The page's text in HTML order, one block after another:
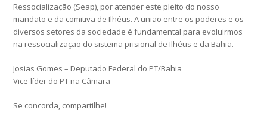
Ressocialização (Seap), por atender este pleito do nosso
mandato e da comitiva de Ilhéus. A união entre os poderes e os
diversos setores da sociedade é fundamental para evoluirmos
na ressocialização do sistema prisional de Ilhéus e da Bahia.
Josias Gomes – Deputado Federal do PT/Bahia
Vice-líder do PT na Câmara
Se concorda, compartilhe!